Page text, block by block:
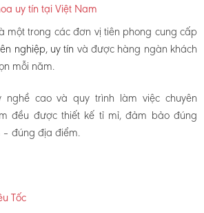
uy tín tại Việt Nam
một trong các đơn vị tiên phong cung cấp
nghiệp, uy tín và được hàng ngàn khách
mỗi năm.
cao và quy trình làm việc chuyên
đều được thiết kế tỉ mỉ, đảm bảo đúng
đúng địa điểm.
Tốc